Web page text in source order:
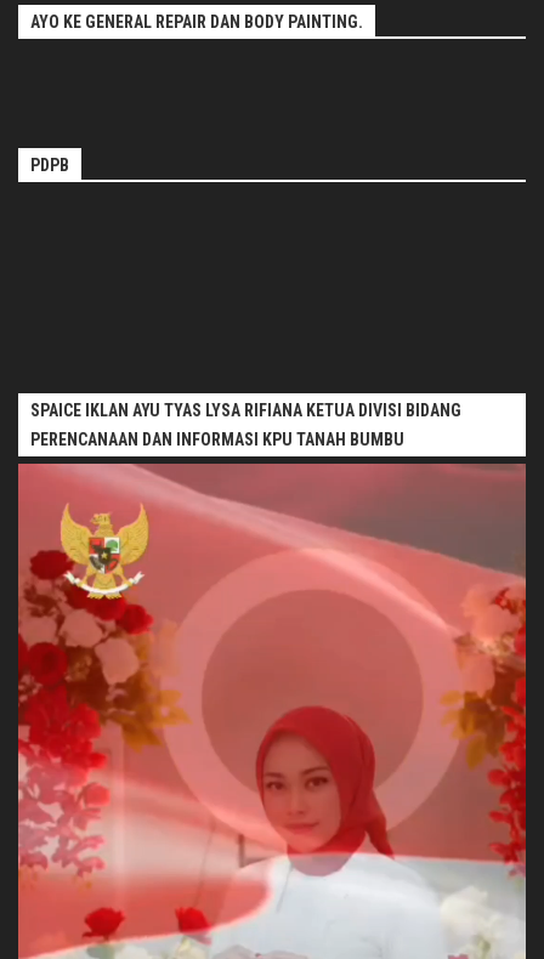
AYO KE GENERAL REPAIR DAN BODY PAINTING.
PDPB
SPAICE IKLAN AYU TYAS LYSA RIFIANA KETUA DIVISI BIDANG
PERENCANAAN DAN INFORMASI KPU TANAH BUMBU